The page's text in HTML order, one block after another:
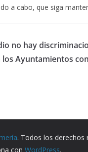
a cabo, que siga
no hay
Ayuntamientos
. Todos los derechos
con WordPress.